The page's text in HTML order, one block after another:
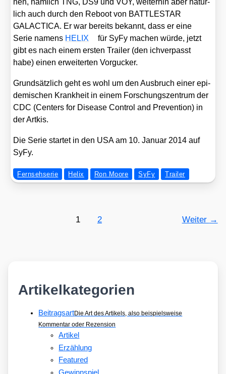
nen, näm­lich TNG, DS9 und VOY, wei­ter­hin aber natür­
lich auch durch den Reboot von BATTLESTAR
GALACTICA. Er war bereits bekannt, dass er eine
Serie namens HELIX
für SyFy machen wür­de, jetzt
gibt es nach einem ers­ten Trai­ler (den ich­ver­passt
habe) einen erwei­ter­ten Vor­gu­cker.
Grund­sätz­lich geht es wohl um den Aus­bruch einer epi­
de­mi­schen Krank­heit in einem For­schungs­zen­trum der
CDC (Cen­ters for Dise­a­se Con­trol and Pre­ven­ti­on) in
der Art­kis.
Die Serie star­tet in den USA am 10. Janu­ar 2014 auf
SyFy.
Fernsehserie Helix Ron Moore SyFy Trailer
1 2 Weiter →
Artikelkategorien
BeitragsartDie Art des Artikels, also beispielsweise
Kommentar oder Rezension
Artikel
Erzählung
Featured